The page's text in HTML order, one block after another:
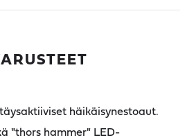
häikäisynestoaut.
"thors hammer" LED-